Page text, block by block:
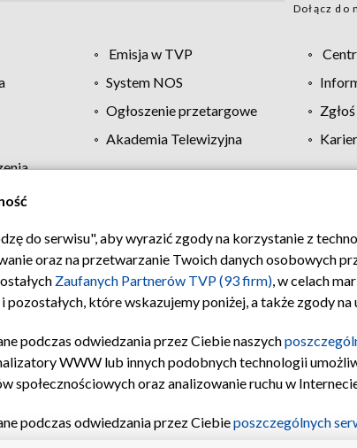
Dołącz do
Emisja w TVP
System NOS
Ogłoszenie przetargowe
Akademia Telewizyjna
Regulamin TVP Polityka prywatności
do serwisu", aby wyrazić zgody na korzystanie z
oraz na przetwarzanie Twoich danych osobowych
Zaufanych Partnerów TVP (93 firm), w celach
pozostałych, które wskazujemy poniżej, a także zgody
podczas odwiedzania przez Ciebie naszych
WWW lub innych podobnych technologii
społecznościowych oraz analizowanie ruchu w
podczas odwiedzania przez Ciebieposzczególnych